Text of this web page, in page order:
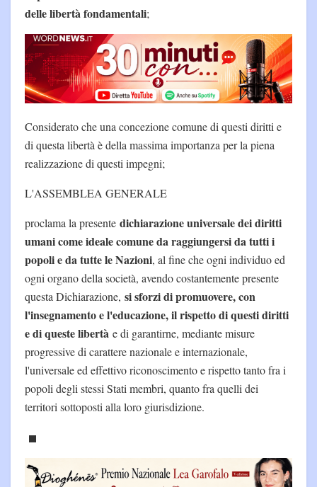
delle libertà fondamentali;
Considerato che una concezione comune di questi diritti e
di questa libertà è della massima importanza per la piena
realizzazione di questi impegni;
L'ASSEMBLEA GENERALE
proclama la presente dichiarazione universale dei diritti
umani come ideale comune da raggiungersi da tutti i
popoli e da tutte le Nazioni, al fine che ogni individuo ed
ogni organo della società, avendo costantemente presente
questa Dichiarazione, si sforzi di promuovere, con
l'insegnamento e l'educazione, il rispetto di questi diritti
e di queste libertà e di garantirne, mediante misure
progressive di carattere nazionale e internazionale,
l'universale ed effettivo riconoscimento e rispetto tanto fra i
popoli degli stessi Stati membri, quanto fra quelli dei
territori sottoposti alla loro giurisdizione.